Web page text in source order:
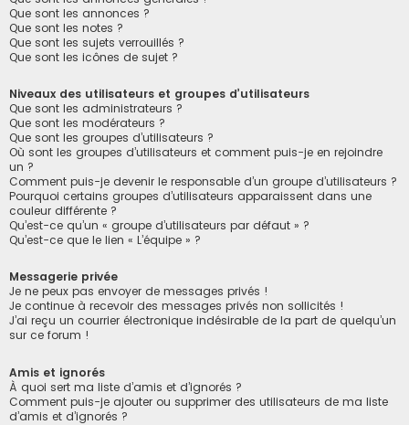
Que sont les annonces ?
Que sont les notes ?
Que sont les sujets verrouillés ?
Que sont les icônes de sujet ?
Niveaux des utilisateurs et groupes d’utilisateurs
Que sont les administrateurs ?
Que sont les modérateurs ?
Que sont les groupes d’utilisateurs ?
Où sont les groupes d’utilisateurs et comment puis-je en rejoindre
un ?
Comment puis-je devenir le responsable d’un groupe d’utilisateurs ?
Pourquoi certains groupes d’utilisateurs apparaissent dans une
couleur différente ?
Qu’est-ce qu’un « groupe d’utilisateurs par défaut » ?
Qu’est-ce que le lien « L’équipe » ?
Messagerie privée
Je ne peux pas envoyer de messages privés !
Je continue à recevoir des messages privés non sollicités !
J’ai reçu un courrier électronique indésirable de la part de quelqu’un
sur ce forum !
Amis et ignorés
À quoi sert ma liste d’amis et d’ignorés ?
Comment puis-je ajouter ou supprimer des utilisateurs de ma liste
d’amis et d’ignorés ?